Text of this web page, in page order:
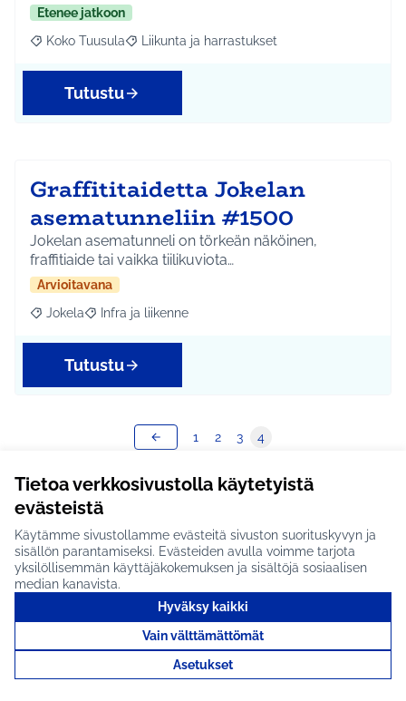
Tietoa verkkosivustolla käytetyistä
evästeistä
Käytämme sivustollamme evästeitä sivuston suorituskyvyn ja
sisällön parantamiseksi. Evästeiden avulla voimme tarjota
yksilöllisemmän käyttäjäkokemuksen ja sisältöjä sosiaalisen
median kanavista.
Hyväksy kaikki
Vain välttämättömät
Asetukset
Etenee jatkoon
Rajaa tulokset aihepiirin mukaan: Koko Tuusula
Koko Tuusula Rajaa tulokset teeman mukaan: Liikunta ja
Liikunta ja harrastukset
Tutustu
Graffititaidetta Jokelan
asematunneliin #1500
Jokelan asematunneli on törkeän näköinen,
fraffitiaide tai vaikka tiilikuviota…
Arvioitavana
Rajaa tulokset aihepiirin mukaan: Jokela
Jokela Rajaa tulokset teeman mukaan: Infra ja liikenne
Infra ja liikenne
Tutustu
1 2 3 4
Näytä kaikki peruutetut ideat